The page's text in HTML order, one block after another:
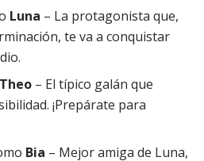
Luna – La protagonista que,
te va a conquistar
Theo – El típico galán que
¡Prepárate para
Bia – Mejor amiga de Luna,